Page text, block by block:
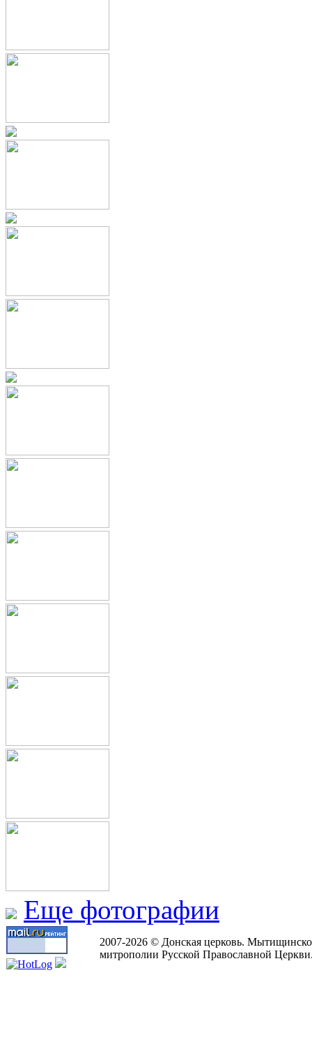
Еще фотографии
2007-2026 © Донская церковь.
митрополии Русской Православной